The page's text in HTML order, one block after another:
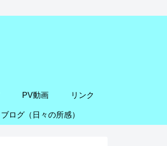
PV動画 リンク
ブログ（日々の所感）